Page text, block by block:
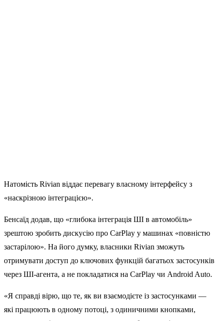
Натомість Rivian віддає перевагу власному інтерфейсу з
«наскрізною інтеграцією».
Бенсаїд додав, що «глибока інтеграція ШІ в автомобіль»
зрештою зробить дискусію про CarPlay у машинах «повністю
застарілою». На його думку, власники Rivian зможуть
отримувати доступ до ключових функцій багатьох застосунків
через ШІ-агента, а не покладатися на CarPlay чи Android Auto.
«Я справді вірю, що те, як ви взаємодієте із застосунками —
які працюють в одному потоці, з одиничними кнопками,